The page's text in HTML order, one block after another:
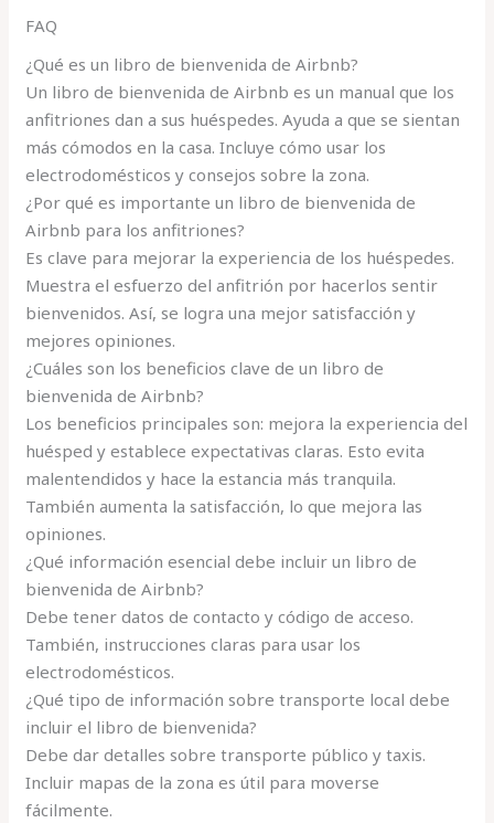
FAQ
¿Qué es un libro de bienvenida de Airbnb?
Un libro de bienvenida de Airbnb es un manual que los
anfitriones dan a sus huéspedes. Ayuda a que se sientan
más cómodos en la casa. Incluye cómo usar los
electrodomésticos y consejos sobre la zona.
¿Por qué es importante un libro de bienvenida de
Airbnb para los anfitriones?
Es clave para mejorar la experiencia de los huéspedes.
Muestra el esfuerzo del anfitrión por hacerlos sentir
bienvenidos. Así, se logra una mejor satisfacción y
mejores opiniones.
¿Cuáles son los beneficios clave de un libro de
bienvenida de Airbnb?
Los beneficios principales son: mejora la experiencia del
huésped y establece expectativas claras. Esto evita
malentendidos y hace la estancia más tranquila.
También aumenta la satisfacción, lo que mejora las
opiniones.
¿Qué información esencial debe incluir un libro de
bienvenida de Airbnb?
Debe tener datos de contacto y código de acceso.
También, instrucciones claras para usar los
electrodomésticos.
¿Qué tipo de información sobre transporte local debe
incluir el libro de bienvenida?
Debe dar detalles sobre transporte público y taxis.
Incluir mapas de la zona es útil para moverse
fácilmente.